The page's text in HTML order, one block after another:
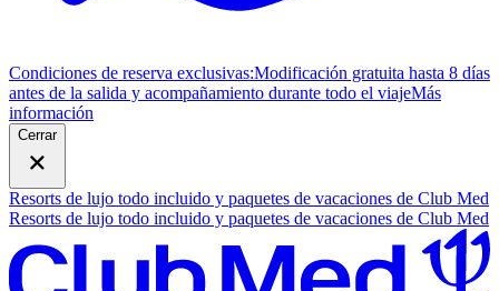
Condiciones de reserva exclusivas:Modificación gratuita hasta 8 días
antes de la salida y acompañamiento durante todo el viajeMás
información
Cerrar
Resorts de lujo todo incluido y paquetes de vacaciones de Club Med
Resorts de lujo todo incluido y paquetes de vacaciones de Club Med